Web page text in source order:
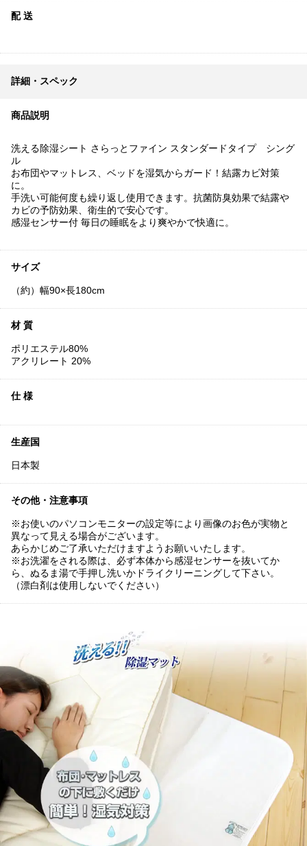
配 送
詳細・スペック
商品説明
洗える除湿シート さらっとファイン スタンダードタイプ シング
ル
お布団やマットレス、ベッドを湿気からガード！結露カビ対策
に。
手洗い可能何度も繰り返し使用できます。抗菌防臭効果で結露や
カビの予防効果、衛生的で安心です。
感湿センサー付 毎日の睡眠をより爽やかで快適に。
サイズ
（約）幅90×長180cm
材 質
ポリエステル80%
アクリレート 20%
仕 様
生産国
日本製
その他・注意事項
※お使いのパソコンモニターの設定等により画像のお色が実物と
異なって見える場合がございます。
あらかじめご了承いただけますようお願いいたします。
※お洗濯をされる際は、必ず本体から感湿センサーを抜いてか
ら、ぬるま湯で手押し洗いかドライクリーニングして下さい。
（漂白剤は使用しないでください）